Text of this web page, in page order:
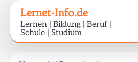
content
Lernet-Info.de
Lernen | Bildung | Beruf |
Schule | Studium